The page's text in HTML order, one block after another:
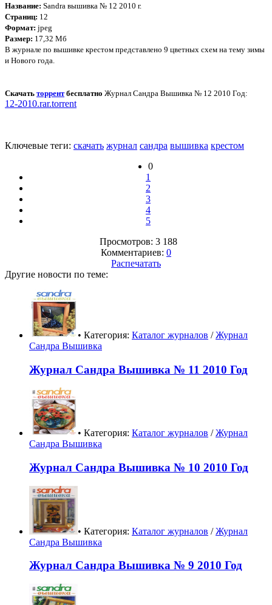
Название: Sandra вышивка № 12 2010 г.
Страниц: 12
Формат: jpeg
Размер: 17,32 Мб
В журнале по вышивке крестом представлено 9 цветных схем на тему зимы
и Нового года.
Скачать торрентбесплатно Журнал Сандра Вышивка № 12 2010 Год:
12-2010.rar.torrent
Ключевые теги: скачать журнал сандра вышивка крестом
0
1
2
3
4
5
Просмотров: 3 188
Комментариев: 0
Распечатать
Другие новости по теме:
• Категория: Каталог журналов /Журнал
Сандра Вышивка
Журнал Сандра Вышивка № 11 2010 Год
• Категория: Каталог журналов /Журнал
Сандра Вышивка
Журнал Сандра Вышивка № 10 2010 Год
• Категория: Каталог журналов /Журнал
Сандра Вышивка
Журнал Сандра Вышивка № 9 2010 Год